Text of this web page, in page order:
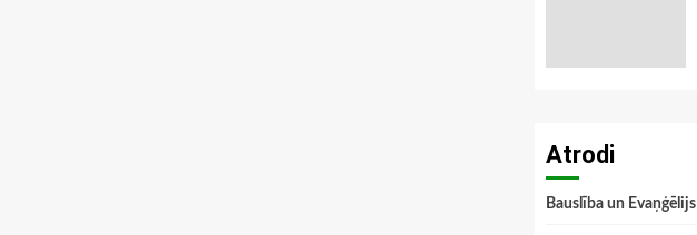
Atrodi
Bauslība un Evaņģēlijs